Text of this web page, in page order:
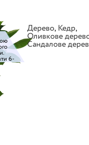
6-
Дерево, Кедр,
Оливкове
Сандалове